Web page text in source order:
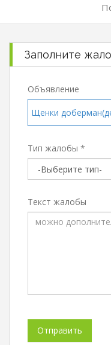
Заполните
Объявление
Щенки
Тип жалобы *
Текст жалобы